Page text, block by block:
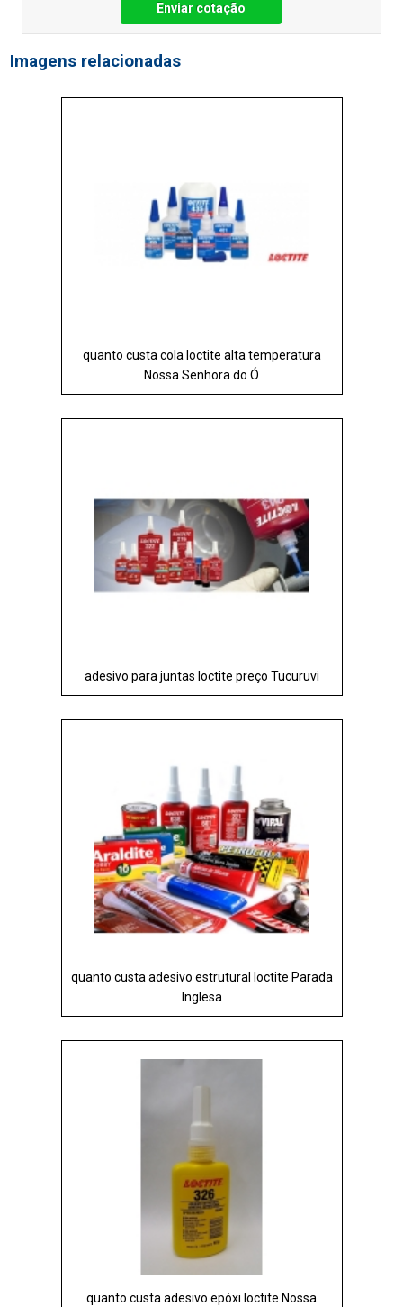
Enviar cotação
Imagens relacionadas
quanto custa cola loctite alta temperatura
Nossa Senhora do Ó
adesivo para juntas loctite preço Tucuruvi
quanto custa adesivo estrutural loctite Parada
Inglesa
quanto custa adesivo epóxi loctite Nossa